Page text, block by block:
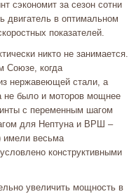
сэкономит за сезон сотни
двигатель в оптимальном
показателей.
никто не занимается.
Союзе, когда
нержавеющей стали, а
не было и моторов мощнее
с переменным шагом
для Нептуна и ВРШ –
имели весьма
конструктивными
увеличить мощность в